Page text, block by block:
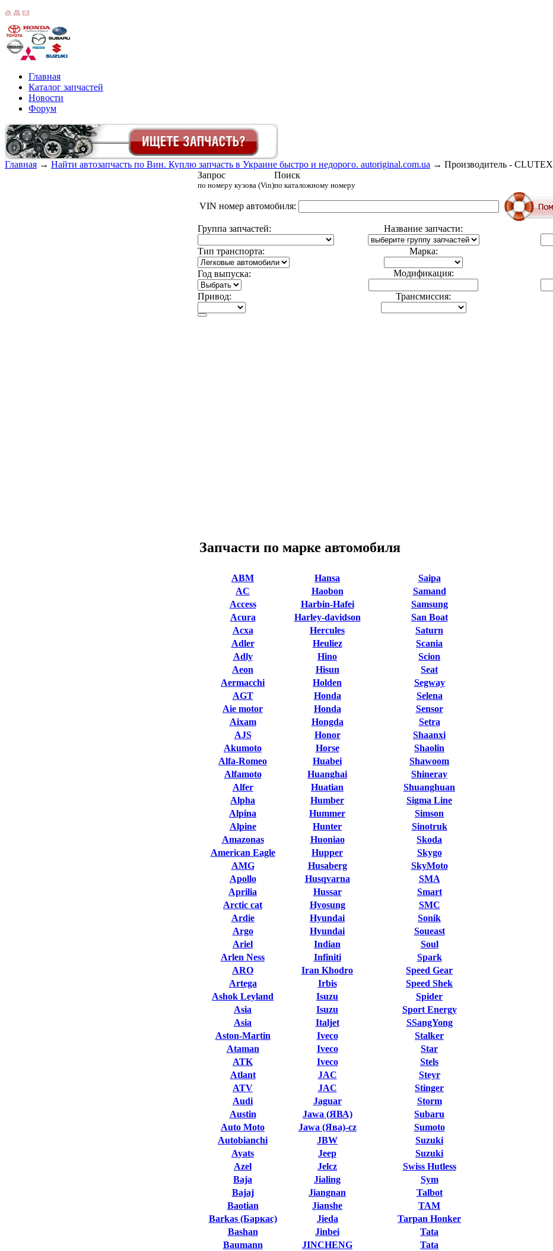
Главная
Каталог запчастей
Новости
Форум
Главная → Найти автозапчасть по Вин. Куплю запчасть в Украине быстро и недорого. autoriginal.com.ua → Производитель - CLUTEX
Запрос
по номеру кузова (Vin)
Поиск
по каталожному номеру
VIN номер автомобиля:
Группа запчастей: Название запчасти:
Тип транспорта: Марка:
Год выпуска: Модификация:
Привод: Трансмиссия:
Запчасти по марке автомобиля
ABM
AC
Access
Acura
Acxa
Adler
Adly
Aeon
Aermacchi
AGT
Aie motor
Aixam
AJS
Akumoto
Alfa-Romeo
Alfamoto
Alfer
Alpha
Alpina
Alpine
Amazonas
American Eagle
AMG
Apollo
Aprilia
Arctic cat
Ardie
Argo
Ariel
Arlen Ness
ARO
Artega
Ashok Leyland
Asia
Asia
Aston-Martin
Ataman
ATK
Atlant
ATV
Audi
Austin
Auto Moto
Autobianchi
Ayats
Azel
Baja
Bajaj
Baotian
Barkas (Баркас)
Bashan
Baumann
Hansa
Haobon
Harbin-Hafei
Harley-davidson
Hercules
Heuliez
Hino
Hisun
Holden
Honda
Honda
Hongda
Honor
Horse
Huabei
Huanghai
Huatian
Humber
Hummer
Hunter
Huoniao
Hupper
Husaberg
Husqvarna
Hussar
Hyosung
Hyundai
Hyundai
Indian
Infiniti
Iran Khodro
Irbis
Isuzu
Isuzu
Italjet
Iveco
Iveco
Iveco
JAC
JAC
Jaguar
Jawa (ЯВА)
Jawa (Ява)-cz
JBW
Jeep
Jelcz
Jialing
Jiangnan
Jianshe
Jieda
Jinbei
JINCHENG
Saipa
Samand
Samsung
San Boat
Saturn
Scania
Scion
Seat
Segway
Selena
Sensor
Setra
Shaanxi
Shaolin
Shawoom
Shineray
Shuanghuan
Sigma Line
Simson
Sinotruk
Skoda
Skygo
SkyMoto
SMA
Smart
SMC
Sonik
Soueast
Soul
Spark
Speed Gear
Speed Shek
Spider
Sport Energy
SSangYong
Stalker
Star
Stels
Steyr
Stinger
Storm
Subaru
Sumoto
Suzuki
Suzuki
Swiss Hutless
Sym
Talbot
TAM
Tarpan Honker
Tata
Tata